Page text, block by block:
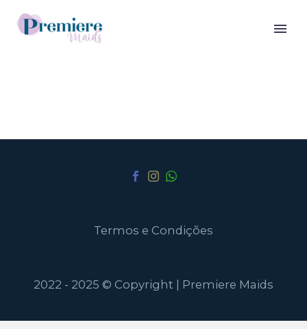
Termos e Condições
2022 - 2025 © Copyright | Premiere Maids